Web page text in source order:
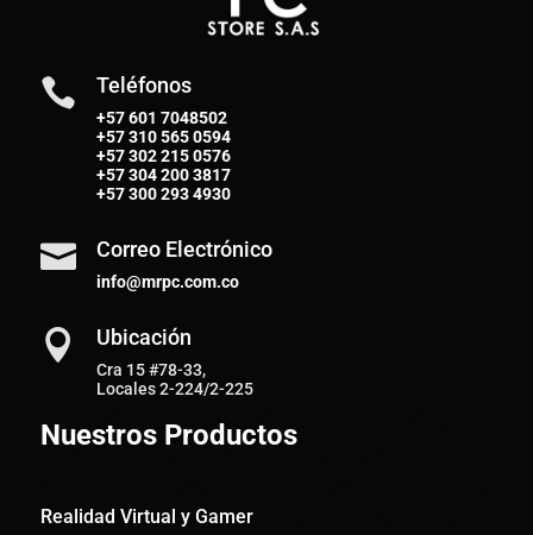
 Teléfonos
+57 601 7048502
+57310 565 0594
+57302 215 0576
+57304 200 3817
+57300 293 4930
 Correo Electrónico
info@mrpc.com.co
 Ubicación
Cra 15 #78-33,
Locales 2-224/2-225
Nuestros Productos
Realidad Virtual y Gamer